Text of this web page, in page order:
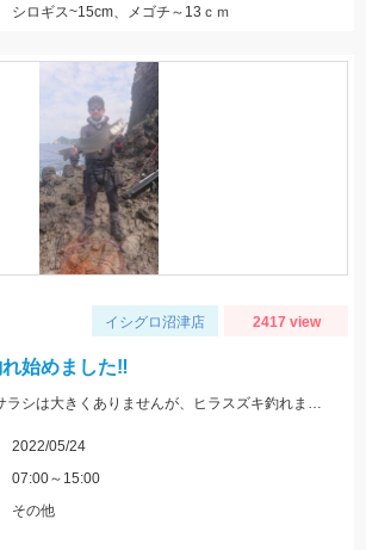
シロギス~15cm、メゴチ～13ｃｍ
イシグロ沼津店 2417 view
始めました‼
常連の森村様の釣果。サラシは大きくありませんが、ヒラスズキ釣れました！
2022/05/24
07:00～15:00
その他